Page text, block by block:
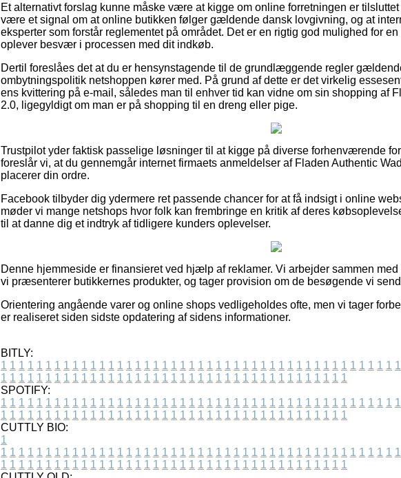
Et alternativt forslag kunne måske være at kigge om online forretningen er
være et signal om at online butikken følger gældende dansk lovgivning, og at
eksperter som forstår reglementet på området. Det er en rigtig god mulighed for
oplever besvær i processen med dit indkøb.
Dertil foreslåes det at du er hensynstagende til de grundlæggende regler
ombytningspolitik netshoppen kører med. På grund af dette er det virkelig
ens kvittering på e-mail, således man til enhver tid kan vidne om sin shopping af
2.0, ligegyldigt om man er på shopping til en dreng eller pige.
Trustpilot yder faktisk passelige løsninger til at kigge på diverse forhenværende
foreslår vi, at du gennemgår internet firmaets anmeldelser af Fladen Authentic
placerer din ordre.
Facebook tilbyder dig ydermere ret passende chancer for at få indsigt i online
møder vi mange netshops hvor folk kan frembringe en kritik af deres
til at danne dig et indtryk af tidligere kunders oplevelser.
Denne hjemmeside er finansieret ved hjælp af reklamer. Vi arbejder sammen
vi præsenterer butikkernes produkter, og tager provision om de besøgende vi
Orientering angående varer og online shops vedligeholdes ofte, men vi tager
er realiseret siden sidste opdatering af sidens informationer.
BITLY:
1 1 1 1 1 1 1 1 1 1 1 1 1 1 1 1 1 1 1 1 1 1 1 1 1 1 1 1 1 1 1 1 1 1 1 1 1 1 1 1 1 1 1 1 1
1 1 1 1 1 1 1 1 1 1 1 1 1 1 1 1 1 1 1 1 1 1 1 1 1 1 1 1 1 1 1 1 1 1 1 1 1 1 1
SPOTIFY:
1 1 1 1 1 1 1 1 1 1 1 1 1 1 1 1 1 1 1 1 1 1 1 1 1 1 1 1 1 1 1 1 1 1 1 1 1 1 1 1 1 1 1 1 1
1 1 1 1 1 1 1 1 1 1 1 1 1 1 1 1 1 1 1 1 1 1 1 1 1 1 1 1 1 1 1 1 1 1 1 1 1 1 1
CUTTLY BIO:
1
1 1 1 1 1 1 1 1 1 1 1 1 1 1 1 1 1 1 1 1 1 1 1 1 1 1 1 1 1 1 1 1 1 1 1 1 1 1 1 1 1 1 1 1 1
1 1 1 1 1 1 1 1 1 1 1 1 1 1 1 1 1 1 1 1 1 1 1 1 1 1 1 1 1 1 1 1 1 1 1 1 1 1 1